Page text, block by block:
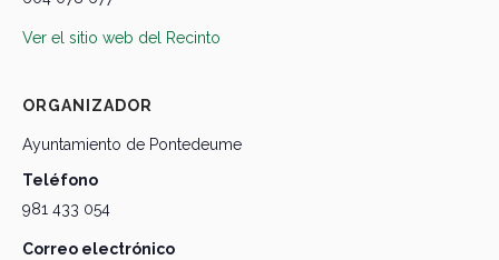
Ver el sitio web del Recinto
ORGANIZADOR
Ayuntamiento de Pontedeume
Teléfono
981 433 054
Correo electrónico